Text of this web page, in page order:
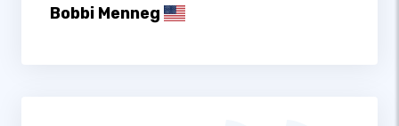
Bobbi Menneg